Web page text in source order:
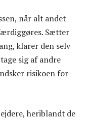
når alt andet
Sætter
klarer den selv
sig af andre
risikoen for
heriblandt de